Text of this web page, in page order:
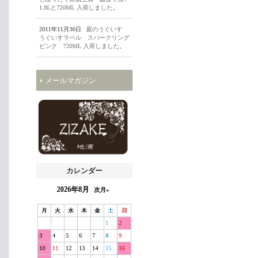
1.8Lと720ML 入荷しました。
2011年11月30日
庭のうぐいす
うぐいすラベル スパークリング
ピンク 720ML 入荷しました。
メールマガジン
カレンダー
2026年8月 次月»
月 火 水 木 金 土 日
1
2
3
4 5 6 7 8
9
10
11 12 13 14 15
16